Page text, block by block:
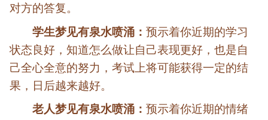
对方的答复。
学生梦见有泉水喷涌：预示着你近期的学习
状态良好，知道怎么做让自己表现更好，也是自
己全心全意的努力，考试上将可能获得一定的结
果，日后越来越好。
老人梦见有泉水喷涌：预示着你近期的情绪